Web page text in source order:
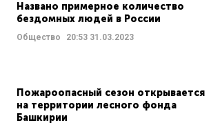
Названо примерное количество
бездомных людей в России
Общество 20:53 31.03.2023
Пожароопасный сезон открывается
на территории лесного фонда
Башкирии